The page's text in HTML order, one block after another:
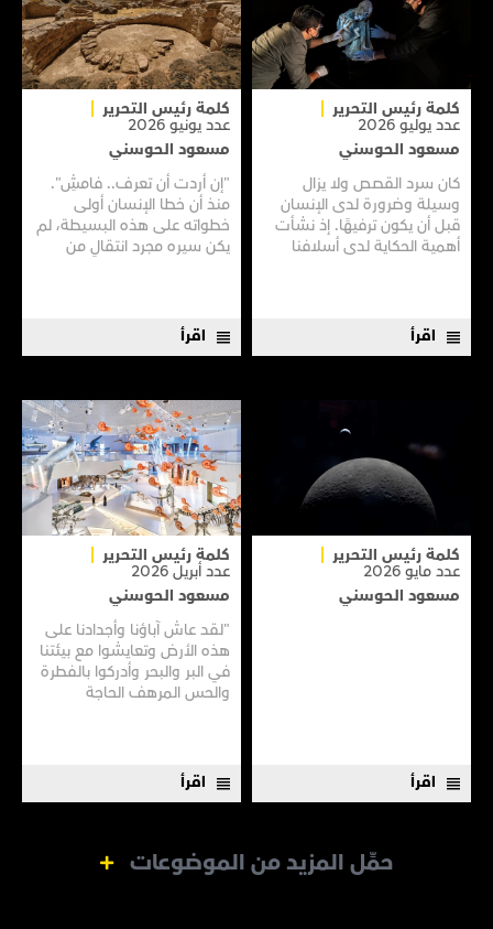
كلمة رئيس التحرير
عدد يوليو 2026
مسعود الحوسني
كان سرد القصص ولا يزال
وسيلة وضرورة لدى الإنسان
قبل أن يكون ترفيهًا. إذ نشأت
أهمية الحكاية لدى أسلافنا
مفترسة هنا أو هناك.
اقرأ
كلمة رئيس التحرير
عدد يونيو 2026
مسعود الحوسني
"إن أردت أن تعرف.. فامشِ".
منذ أن خطا الإنسان أولى
خطواته على هذه البسيطة، لم
يكن سيره مجرد انتقالٍ من
الفضول واكتشاف المجهول.
اقرأ
كلمة رئيس التحرير
عدد مايو 2026
مسعود الحوسني
اقرأ
كلمة رئيس التحرير
عدد أبريل 2026
مسعود الحوسني
"لقد عاش آباؤنا وأجدادنا على
هذه الأرض وتعايشوا مع بيئتنا
في البر والبحر وأدركوا بالفطرة
والحس المرهف الحاجة
القادمة مصدرًا للخير ونبعًا
للعطاء".
اقرأ
حمِّل المزيد من الموضوعات